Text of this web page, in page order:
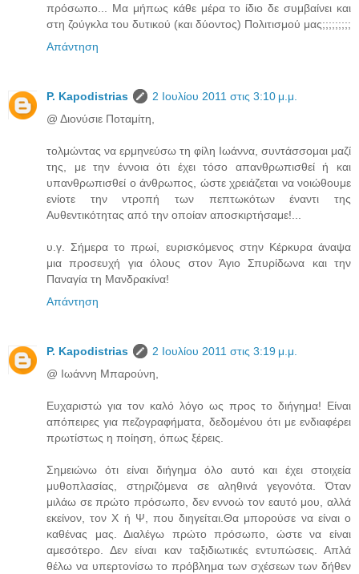
πρόσωπο... Μα μήπως κάθε μέρα το ίδιο δε συμβαίνει και
στη ζούγκλα του δυτικού (και δύοντος) Πολιτισμού μας;;;;;;;;;
Απάντηση
P. Kapodistrias
2 Ιουλίου 2011 στις 3:10 μ.μ.
@ Διονύσιε Ποταμίτη,
τολμώντας να ερμηνεύσω τη φίλη Ιωάννα, συντάσσομαι μαζί
της, με την έννοια ότι έχει τόσο απανθρωπισθεί ή και
υπανθρωπισθεί ο άνθρωπος, ώστε χρειάζεται να νοιώθουμε
ενίοτε την ντροπή των πεπτωκότων έναντι της
Αυθεντικότητας από την οποίαν αποσκιρτήσαμε!...
υ.γ. Σήμερα το πρωί, ευρισκόμενος στην Κέρκυρα άναψα
μια προσευχή για όλους στον Άγιο Σπυρίδωνα και την
Παναγία τη Μανδρακίνα!
Απάντηση
P. Kapodistrias
2 Ιουλίου 2011 στις 3:19 μ.μ.
@ Ιωάννη Μπαρούνη,
Ευχαριστώ για τον καλό λόγο ως προς το διήγημα! Είναι
απόπειρες για πεζογραφήματα, δεδομένου ότι με ενδιαφέρει
πρωτίστως η ποίηση, όπως ξέρεις.
Σημειώνω ότι είναι διήγημα όλο αυτό και έχει στοιχεία
μυθοπλασίας, στηριζόμενα σε αληθινά γεγονότα. Όταν
μιλάω σε πρώτο πρόσωπο, δεν εννοώ τον εαυτό μου, αλλά
εκείνον, τον Χ ή Ψ, που διηγείται.Θα μπορούσε να είναι ο
καθένας μας. Διαλέγω πρώτο πρόσωπο, ώστε να είναι
αμεσότερο. Δεν είναι καν ταξιδιωτικές εντυπώσεις. Απλά
θέλω να υπερτονίσω το πρόβλημα των σχέσεων των δήθεν